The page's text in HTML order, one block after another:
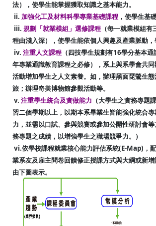
法），使學生能掌握獲取知識之基本能力。
ii. 加強化工及材料科學專業基礎課程 ，使學生基
iii. 規劃「就業模組」選修課程 （每一就業模組
程由淺入深），使學生能依個人興趣及產業脈動，
iv. 注重人文課程 （四技學生規劃有16學分基本
年專業通識教育課程之必修），系上與系學會共
活動增加學生之人文素養。如，辦理黑面琵鷺生
旅；辦理奇美博物館參觀活動等。
v. 注重學生統合及實做能力 （大學生之實務專題
習二個學期以上，以期本系畢業生皆能強化統合
力，並需以口試、參與競賽或參加公開性研討會
務專題之成績，以增強學生之職場競爭力。）
vi.依學校課程就業核心能力評估系統(E-Map)，
業系友及雇主問卷回饋修正授課方式與大綱或新
由下圖表示。